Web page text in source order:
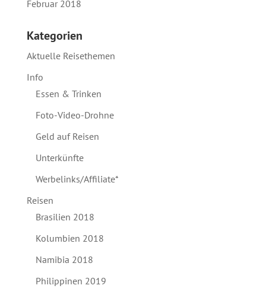
Februar 2018
Kategorien
Aktuelle Reisethemen
Info
Essen & Trinken
Foto-Video-Drohne
Geld auf Reisen
Unterkünfte
Werbelinks/Affiliate*
Reisen
Brasilien 2018
Kolumbien 2018
Namibia 2018
Philippinen 2019